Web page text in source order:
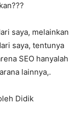
saya, melainkan
saya, tentunya
SEO hanyalah
lainnya,.
Didik